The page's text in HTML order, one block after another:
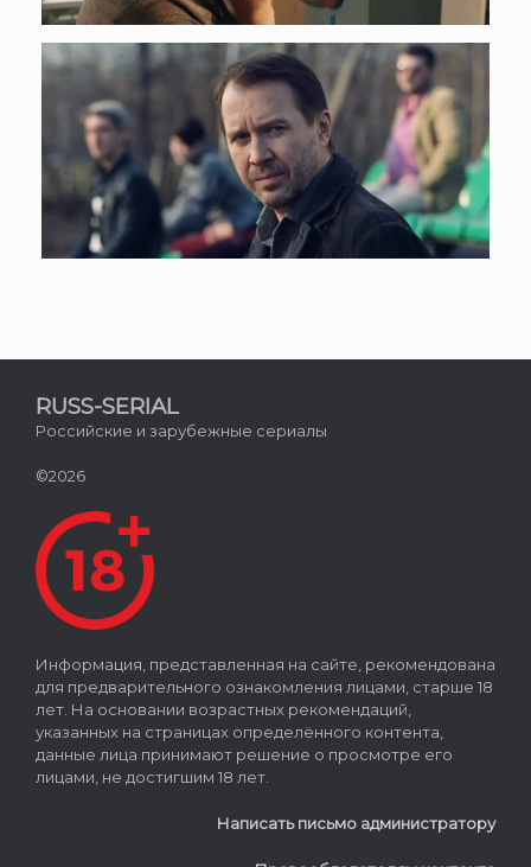
RUSS-SERIAL
Российские и зарубежные сериалы
©2026
Информация, представленная на сайте, рекомендована
для предварительного ознакомления лицами, старше 18
лет. На основании возрастных рекомендаций,
указанных на страницах определённого контента,
данные лица принимают решение о просмотре его
лицами, не достигшим 18 лет.
Написать письмо администратору